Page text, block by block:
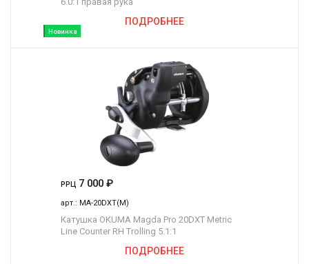
Новинка
ПОДРОБНЕЕ
РРЦ 7 000 ₽
арт.: MA-20DXT(M)
Катушка OKUMA Magda Pro 20DXT Metric
Line Counter RH Trolling 5.1:1
ПОДРОБНЕЕ